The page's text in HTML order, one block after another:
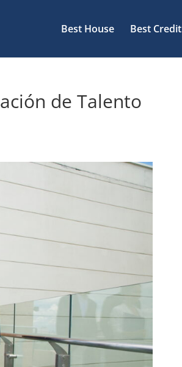
Best House Best Credit
de Talento